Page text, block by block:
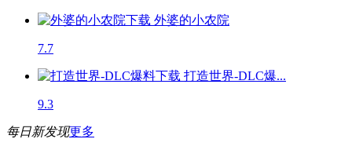
外婆的小农院
7.7
打造世界-DLC爆...
9.3
每日新发现更多